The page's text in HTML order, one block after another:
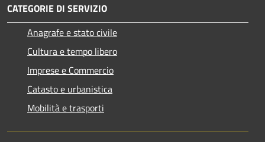
CATEGORIE DI SERVIZIO
Anagrafe e stato civile
Cultura e tempo libero
Imprese e Commercio
Catasto e urbanistica
Mobilità e trasporti